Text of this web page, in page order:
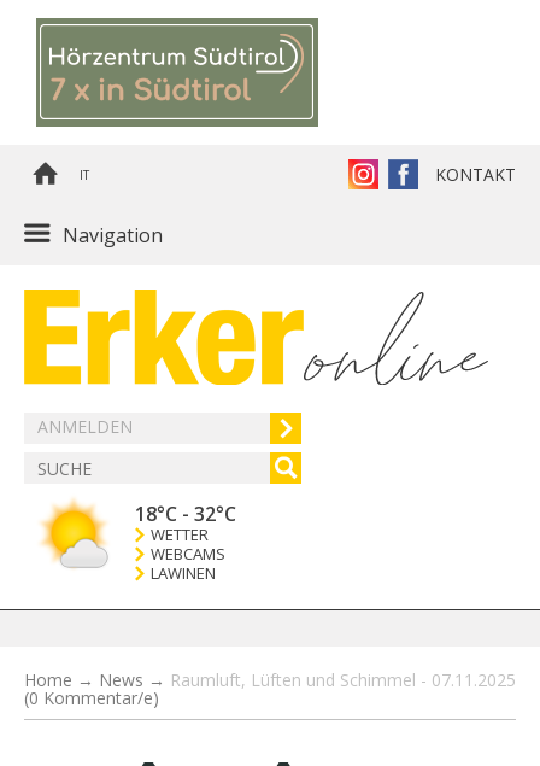
IT KONTAKT
Navigation
ANMELDEN
18°C - 32°C
WETTER
WEBCAMS
LAWINEN
Home → News → Raumluft, Lüften und Schimmel - 07.11.2025
(0 Kommentar/e)